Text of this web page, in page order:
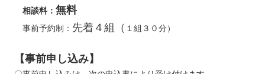
相談料： 無料
事前予約制： 先着４組（ １組３０分）
【事前申し込み】